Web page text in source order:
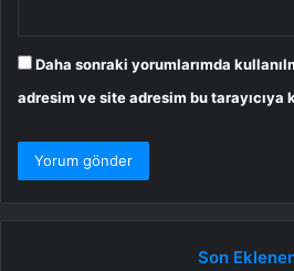
Daha sonraki yorumlarımda
adresim ve site adresim bu tarayıcıya
Son